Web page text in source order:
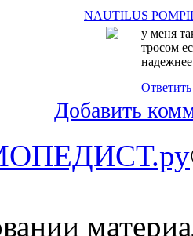
NAUTILUS
у меня
тросом
надежнее
Ответить
Добавить